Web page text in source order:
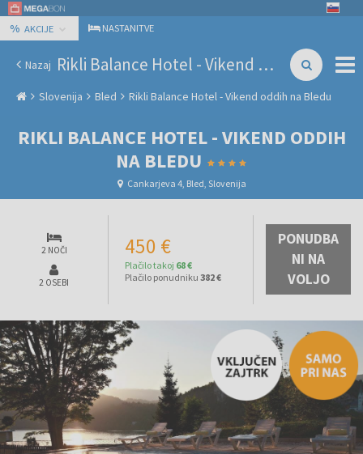
% AKCIJE NASTANITVE
Nazaj Rikli Balance Hotel - Vikend oddih na Bledu
Slovenija Bled Rikli Balance Hotel - Vikend oddih na Bledu
RIKLI BALANCE HOTEL - VIKEND ODDIH
NA BLEDU
Cankarjeva 4, Bled, Slovenija
2 NOČI
2 OSEBI
450 €
Plačilo takoj 68 €
Plačilo ponudniku 382 €
PONUDBA
NI NA
VOLJO